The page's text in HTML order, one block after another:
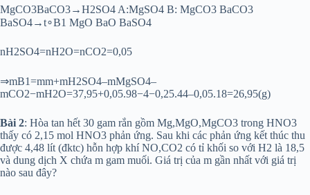
MgCO3BaCO3→H2SO4 A:MgSO4 B: MgCO3 BaCO3
BaSO4→t∘B1 MgO BaO BaSO4
nH2SO4=nH2O=nCO2=0,05
⇒mB1=mm+mH2SO4–mMgSO4–
mCO2−mH2O=37,95+0,05.98−4−0,25.44–0,05.18=26,95(g)
Bài 2: Hòa tan hết 30 gam rắn gồm Mg,MgO,MgCO3 trong HNO3
thấy có 2,15 mol HNO3 phản ứng. Sau khi các phản ứng kết thúc thu
được 4,48 lít (đktc) hỗn hợp khí NO,CO2 có tỉ khối so với H2 là 18,5
và dung dịch X chứa m gam muối. Giá trị của m gần nhất với giá trị
nào sau đây?